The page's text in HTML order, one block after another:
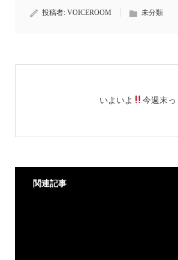
投稿者: VOICEROOM 未分類
いよいよ 今週末っ
関連記事